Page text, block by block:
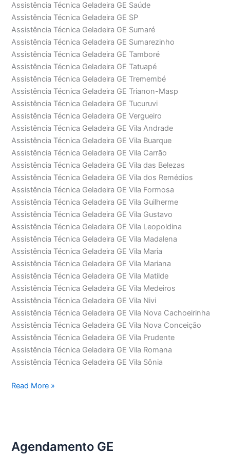
Assistência Técnica Geladeira GE Saúde
Assistência Técnica Geladeira GE SP
Assistência Técnica Geladeira GE Sumaré
Assistência Técnica Geladeira GE Sumarezinho
Assistência Técnica Geladeira GE Tamboré
Assistência Técnica Geladeira GE Tatuapé
Assistência Técnica Geladeira GE Tremembé
Assistência Técnica Geladeira GE Trianon-Masp
Assistência Técnica Geladeira GE Tucuruvi
Assistência Técnica Geladeira GE Vergueiro
Assistência Técnica Geladeira GE Vila Andrade
Assistência Técnica Geladeira GE Vila Buarque
Assistência Técnica Geladeira GE Vila Carrão
Assistência Técnica Geladeira GE Vila das Belezas
Assistência Técnica Geladeira GE Vila dos Remédios
Assistência Técnica Geladeira GE Vila Formosa
Assistência Técnica Geladeira GE Vila Guilherme
Assistência Técnica Geladeira GE Vila Gustavo
Assistência Técnica Geladeira GE Vila Leopoldina
Assistência Técnica Geladeira GE Vila Madalena
Assistência Técnica Geladeira GE Vila Maria
Assistência Técnica Geladeira GE Vila Mariana
Assistência Técnica Geladeira GE Vila Matilde
Assistência Técnica Geladeira GE Vila Medeiros
Assistência Técnica Geladeira GE Vila Nivi
Assistência Técnica Geladeira GE Vila Nova Cachoeirinha
Assistência Técnica Geladeira GE Vila Nova Conceição
Assistência Técnica Geladeira GE Vila Prudente
Assistência Técnica Geladeira GE Vila Romana
Assistência Técnica Geladeira GE Vila Sônia
Assistência
Read More »
Agendamento GE